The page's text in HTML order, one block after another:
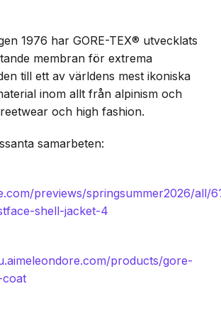
1976 har GORE-TEX® utvecklats
membran för extrema
till ett av världens mest ikoniska
inom allt från alpinism och
och high fashion.
samarbeten:
previews/springsummer2026/all/
shell-jacket-4
products/gore-
coat